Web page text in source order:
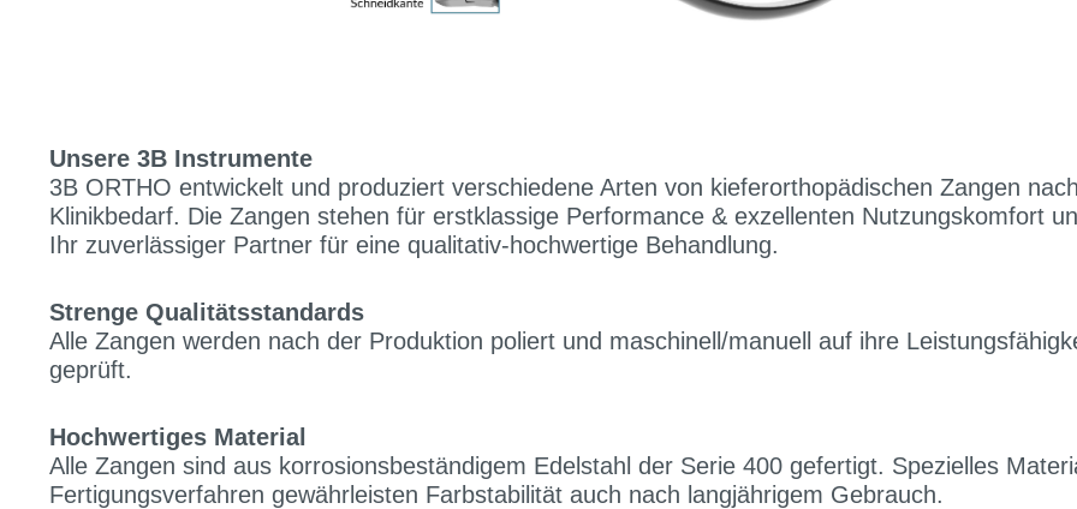
Unsere 3B Instrumente
3B ORTHO entwickelt und produziert verschiedene Arten von kieferorthopädischen Zangen nach
Klinikbedarf. Die Zangen stehen für erstklassige Performance & exzellenten Nutzungskomfort
Ihr zuverlässiger Partner für eine qualitativ-hochwertige Behandlung.
Strenge Qualitätsstandards
Alle Zangen werden nach der Produktion poliert und maschinell/manuell auf ihre
geprüft.
Hochwertiges Material
Alle Zangen sind aus korrosionsbeständigem Edelstahl der Serie 400 gefertigt. Spezielles
Fertigungsverfahren gewährleisten Farbstabilität auch nach langjährigem Gebrauch.